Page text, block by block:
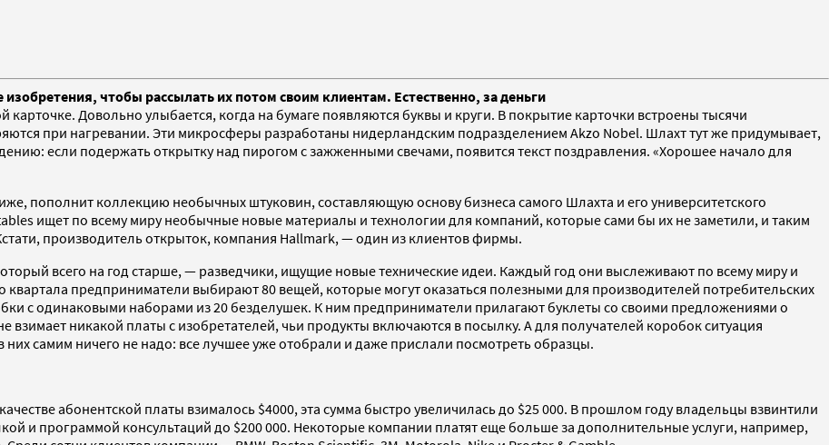
чтобы рассылать их потом своим клиентам. Естественно, за деньги
Довольно улыбается, когда на бумаге появляются буквы и круги. В покрытие карточки встроены тысячи
при нагревании. Эти микросферы разработаны нидерландским подразделением Akzo Nobel. Шлахт тут же придумывает,
если подержать открытку над пирогом с зажженными свечами, появится текст поздравления. «Хорошее начало для
пополнит коллекцию необычных штуковин, составляющую основу бизнеса самого Шлахта и его университетского
ищет по всему миру необычные новые материалы и технологии для компаний, которые сами бы их не заметили, и таким
производитель открыток, компания Hallmark, — один из клиентов фирмы.
всего на год старше, — разведчики, ищущие новые технические идеи. Каждый год они выслеживают по всему миру и
предприниматели выбирают 80 вещей, которые могут оказаться полезными для производителей потребительских
с одинаковыми наборами из 20 безделушек. К ним предприниматели прилагают буклеты со своими предложениями о
никакой платы с изобретателей, чьи продукты включаются в посылку. А для получателей коробок ситуация
самим ничего не надо: все лучшее уже отобрали и даже прислали посмотреть образцы.
абонентской платы взималось $4000, эта сумма быстро увеличилась до $25 000. В прошлом году владельцы взвинтили
и программой консультаций до $200 000. Некоторые компании платят еще больше за дополнительные услуги, например,